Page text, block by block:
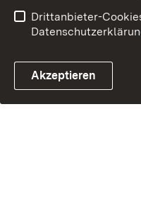
Drittanbieter-
Akzeptieren